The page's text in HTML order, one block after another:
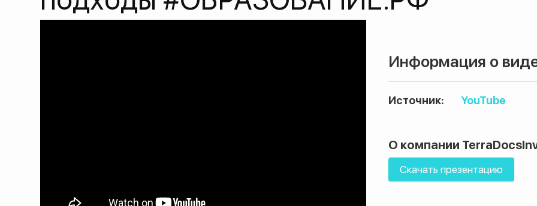
Информация о
Источник: YouTube
О компании
Скачать презентацию